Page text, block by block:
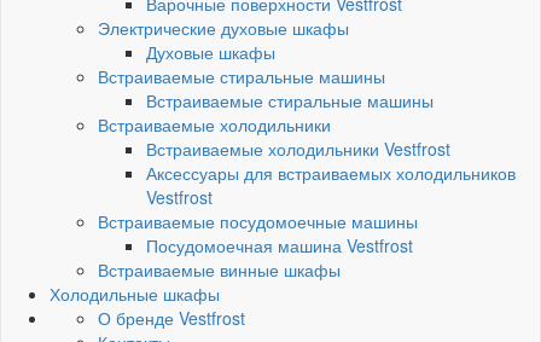
Электрические духовые шкафы
Духовые шкафы
Встраиваемые стиральные машины
Встраиваемые стиральные машины
Встраиваемые холодильники
Встраиваемые холодильники Vestfrost
Аксессуары для встраиваемых холодильников
Vestfrost
Встраиваемые посудомоечные машины
Посудомоечная машина Vestfrost
Встраиваемые винные шкафы
Холодильные шкафы
О бренде Vestfrost